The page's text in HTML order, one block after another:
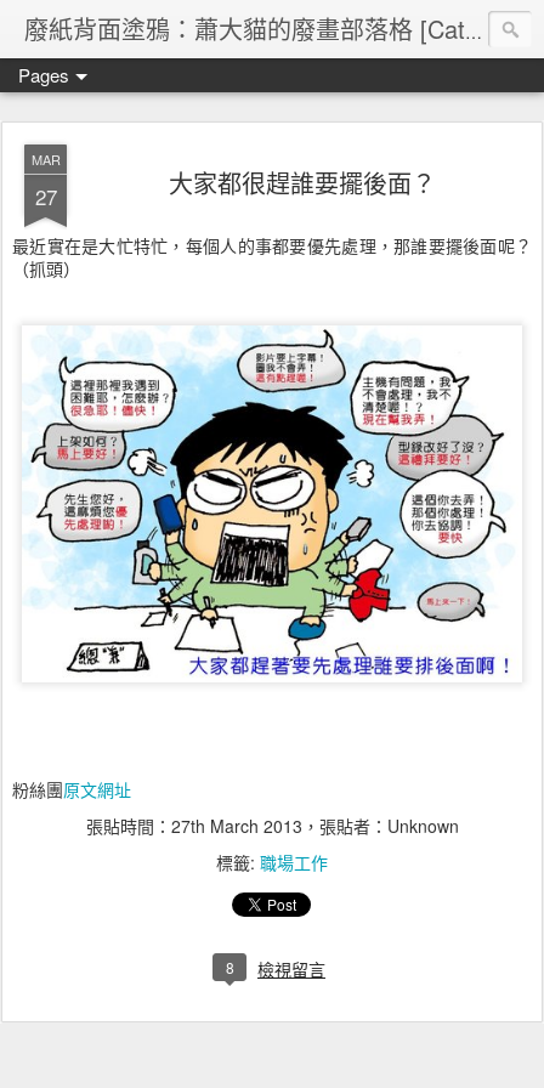
廢紙背面塗鴉：蕭大貓的廢畫部落格 [Cat's blog]
Pages
MAR
27 大家都很趕誰要擺後面？
最近實在是大忙特忙，每個人的事都要優先處理，那誰要擺後面呢？
（抓頭）
粉絲團原文網址
張貼時間： 27th March 2013 ，張貼者：Unknown
標籤: 職場工作
8 檢視留言